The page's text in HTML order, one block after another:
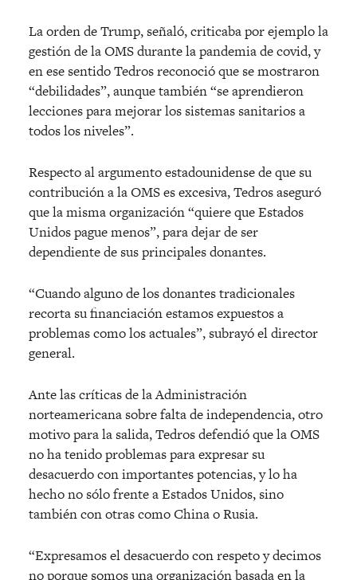
La orden de Trump, señaló, criticaba por ejemplo la
gestión de la OMS durante la pandemia de covid, y
en ese sentido Tedros reconoció que se mostraron
“debilidades”, aunque también “se aprendieron
lecciones para mejorar los sistemas sanitarios a
todos los niveles”.
Respecto al argumento estadounidense de que su
contribución a la OMS es excesiva, Tedros aseguró
que la misma organización “quiere que Estados
Unidos pague menos”, para dejar de ser
dependiente de sus principales donantes.
“Cuando alguno de los donantes tradicionales
recorta su financiación estamos expuestos a
problemas como los actuales”, subrayó el director
general.
Ante las críticas de la Administración
norteamericana sobre falta de independencia, otro
motivo para la salida, Tedros defendió que la OMS
no ha tenido problemas para expresar su
desacuerdo con importantes potencias, y lo ha
hecho no sólo frente a Estados Unidos, sino
también con otras como China o Rusia.
“Expresamos el desacuerdo con respeto y decimos
no porque somos una organización basada en la